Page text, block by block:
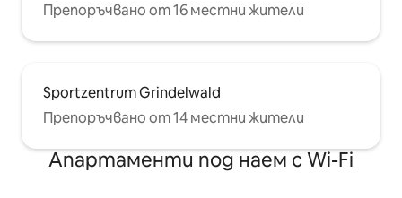
Препоръчвано от 16 местни жители
Sportzentrum Grindelwald
Препоръчвано от 14 местни жители
Апартаменти под наем с Wi-Fi